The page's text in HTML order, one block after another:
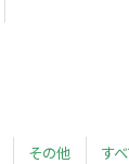
その他 す